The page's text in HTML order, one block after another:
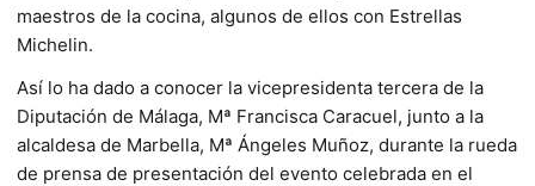
maestros de la cocina, algunos de ellos con Estrellas
Michelin.
Así lo ha dado a conocer la vicepresidenta tercera de la
Diputación de Málaga, Mª Francisca Caracuel, junto a la
alcaldesa de Marbella, Mª Ángeles Muñoz, durante la rueda
de prensa de presentación del evento celebrada en el